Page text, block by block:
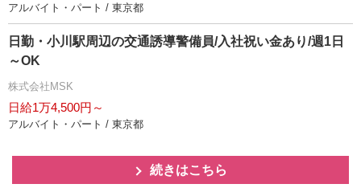
アルバイト・パート / 東京都
日勤・小川駅周辺の交通誘導警備員/入社祝い金あり/週1日
～OK
株式会社MSK
日給1万4,500円～
アルバイト・パート / 東京都
続きはこちら